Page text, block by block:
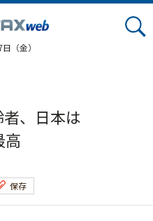
（金）
者、日本は
保存